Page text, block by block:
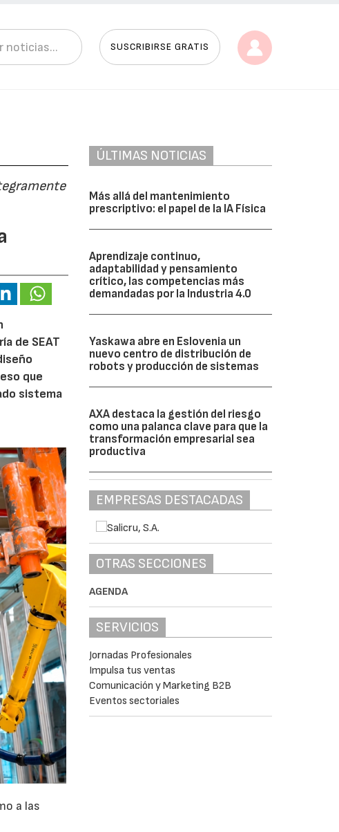
SUSCRIBIRSE GRATIS
de SEAT
que
sistema
a las
ÚLTIMAS NOTICIAS
Más allá del mantenimiento
prescriptivo: el papel de la IA Física
Aprendizaje continuo,
adaptabilidad y pensamiento
crítico, las competencias más
demandadas por la Industria 4.0
Yaskawa abre en Eslovenia un
nuevo centro de distribución de
robots y producción de sistemas
AXA destaca la gestión del riesgo
como una palanca clave para que la
transformación empresarial sea
productiva
EMPRESAS DESTACADAS
OTRAS SECCIONES
AGENDA
SERVICIOS
Jornadas Profesionales
Impulsa tus ventas
Comunicación y Marketing B2B
Eventos sectoriales